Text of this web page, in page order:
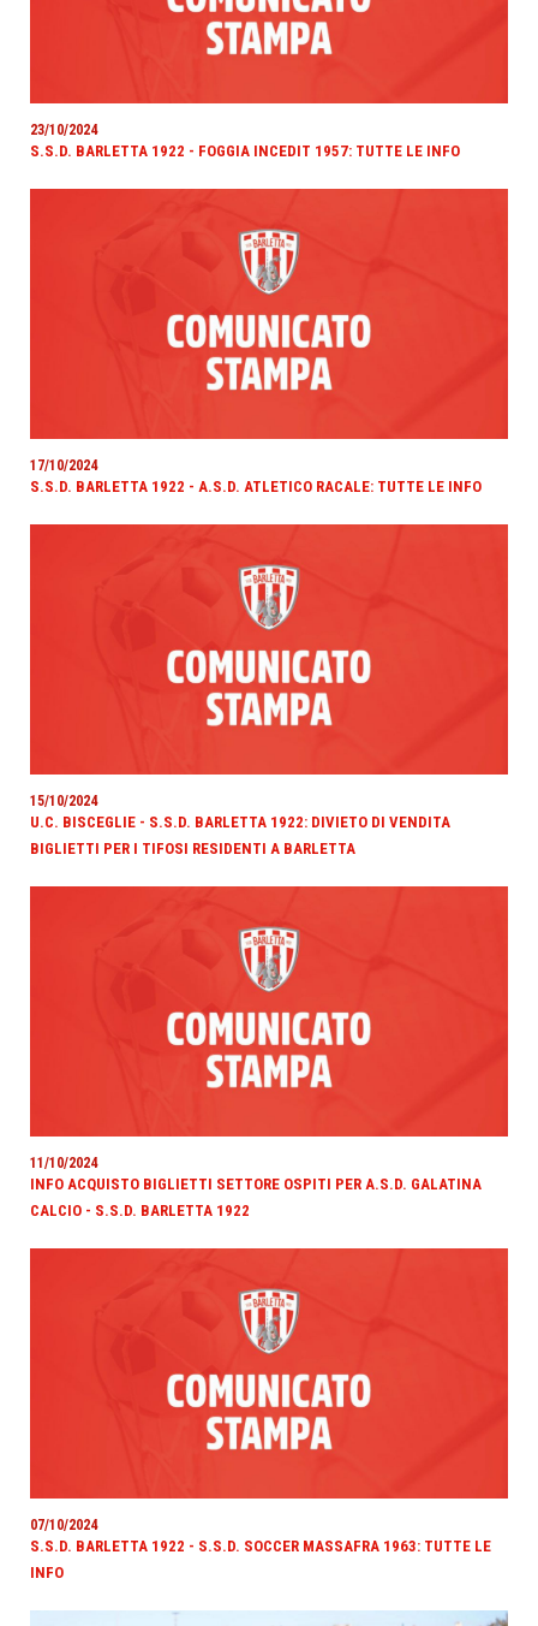
23/10/2024
S.S.D. BARLETTA 1922 - FOGGIA INCEDIT 1957: TUTTE LE INFO
17/10/2024
S.S.D. BARLETTA 1922 - A.S.D. ATLETICO RACALE: TUTTE LE INFO
15/10/2024
U.C. BISCEGLIE - S.S.D. BARLETTA 1922: DIVIETO DI VENDITA
BIGLIETTI PER I TIFOSI RESIDENTI A BARLETTA
11/10/2024
INFO ACQUISTO BIGLIETTI SETTORE OSPITI PER A.S.D. GALATINA
CALCIO - S.S.D. BARLETTA 1922
07/10/2024
S.S.D. BARLETTA 1922 - S.S.D. SOCCER MASSAFRA 1963: TUTTE LE
INFO